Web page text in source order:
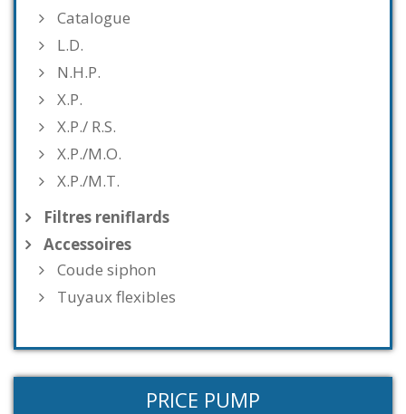
Catalogue
L.D.
N.H.P.
X.P.
X.P./ R.S.
X.P./M.O.
X.P./M.T.
Filtres reniflards
Accessoires
Coude siphon
Tuyaux flexibles
PRICE PUMP